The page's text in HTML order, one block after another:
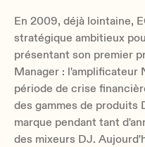
En 2009, déjà lointaine,
stratégique ambitieux
présentant son premier
Manager : l'amplificateur
période de crise
des gammes de produits
marque pendant tant
des mixeurs DJ.